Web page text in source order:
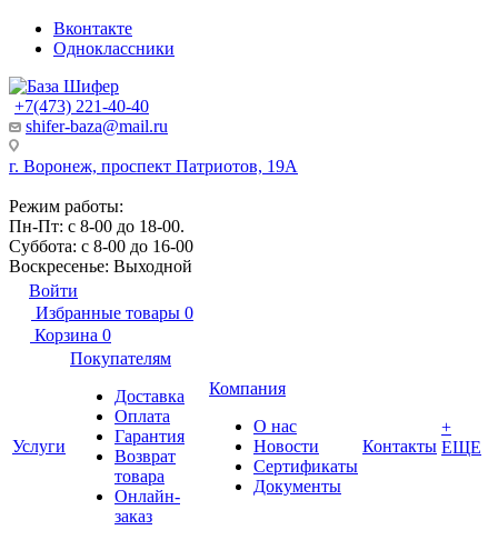
Вконтакте
Одноклассники
+7(473) 221-40-40
shifer-baza@mail.ru
г. Воронеж, проспект Патриотов, 19А
Режим работы:
Пн-Пт: с 8-00 до 18-00.
Суббота: с 8-00 до 16-00
Воскресенье: Выходной
Войти
Избранные товары 0
Корзина 0
Услуги
Покупателям
Доставка
Оплата
Гарантия
Возврат
товара
Онлайн-
заказ
Компания
О нас
Новости
Сертификаты
Документы
Контакты
+
ЕЩЕ